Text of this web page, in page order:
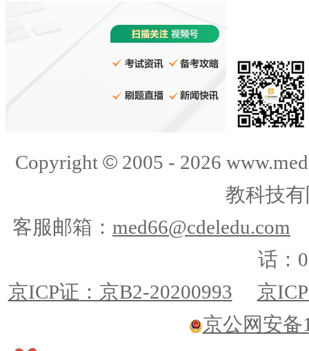
Copyright ©2005 - 2026
教科技
客服邮箱： med66@cdeledu.com
话：
京ICP证：京B2-20200993
京
京公网安备